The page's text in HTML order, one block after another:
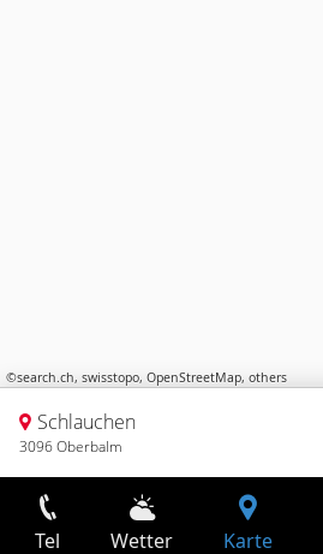
©search.ch, swisstopo, OpenStreetMap, others
Schlauchen
3096 Oberbalm
Tel Wetter Karte